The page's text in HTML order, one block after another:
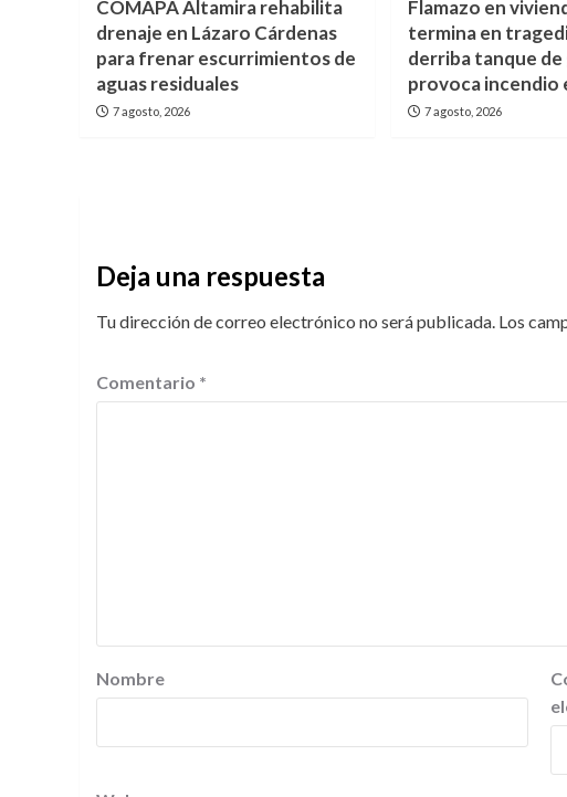
COMAPA Altamira rehabilita
drenaje en Lázaro Cárdenas
para frenar escurrimientos de
aguas residuales
7 agosto, 2026
Flamazo en
termina en
derriba tanque de
provoca incendio
7 agosto, 2026
Deja una respuesta
Tu dirección de correo electrónico no será publicada. Los
Comentario *
Nombre